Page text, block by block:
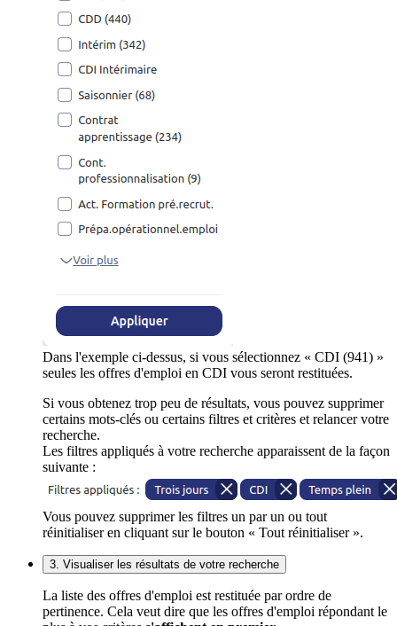
Dans l'exemple ci-dessus, si vous sélectionnez « CDI (941) »
seules les offres d'emploi en CDI vous seront restituées.
Si vous obtenez trop peu de résultats, vous pouvez supprimer
certains mots-clés ou certains filtres et critères et relancer votre
recherche.
Les filtres appliqués à votre recherche apparaissent de la façon
suivante :
Vous pouvez supprimer les filtres un par un ou tout
réinitialiser en cliquant sur le bouton « Tout réinitialiser ».
3. Visualiser les résultats de votre recherche
La liste des offres d'emploi est restituée par ordre de
pertinence. Cela veut dire que les offres d'emploi répondant le